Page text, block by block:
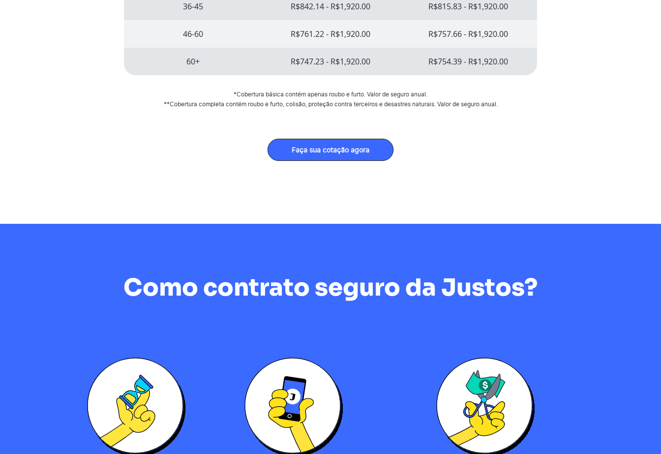
36-45 R$842.14 - R$1,920.00 R$815.83 - R$1,920.00
46-60 R$761.22 - R$1,920.00 R$757.66 - R$1,920.00
60+ R$747.23 - R$1,920.00 R$754.39 - R$1,920.00
*Cobertura básica contém apenas roubo e furto. Valor de seguro anual.
**Cobertura completa contém roubo e furto, colisão, proteção contra terceiros e desastres naturais. Valor de seguro anual.
Faça sua cotação agora
Como contrato seguro da Justos?